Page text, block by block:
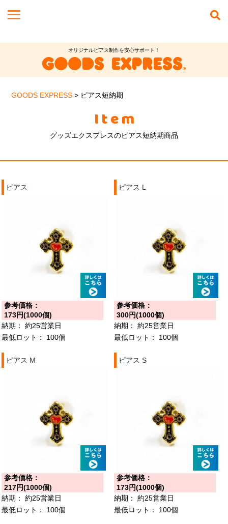
オリジナルピアス制作を安心サポート！
GOODS EXPRESS > ピアス短納期
Item
グッズエクスプレスのピアス短納期商品
ピアス
参考価格：
173円(1000個)
納期：
約25営業日
最低ロット：
100個
ピアス L
参考価格：
300円(1000個)
納期：
約25営業日
最低ロット：
100個
ピアス M
参考価格：
217円(1000個)
納期：
約25営業日
最低ロット：
100個
ピアス S
参考価格：
173円(1000個)
納期：
約25営業日
最低ロット：
100個